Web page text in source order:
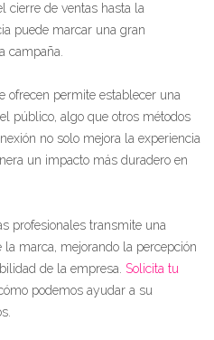
cierre de ventas hasta la
puede marcar una gran
campaña.
ofrecen permite establecer una
público, algo que otros métodos
no solo mejora la experiencia
un impacto más duradero en
profesionales transmite una
marca, mejorando la percepción
de la empresa. Solicita tu
podemos ayudar a su